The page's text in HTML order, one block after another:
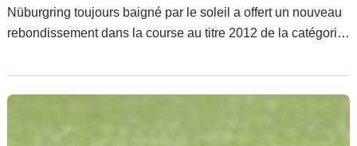
Nüburgring toujours baigné par le soleil a offert un nouveau
rebondissement dans la course au titre 2012 de la catégorie.
Biaggi a réalisé la belle affaire en s'imposant au guidon
d'une RSV4 qui enregistre par ailleurs un retentissant triplé